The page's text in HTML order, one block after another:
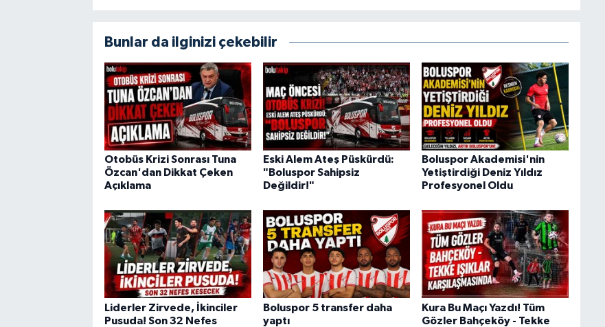
Bunlar da ilginizi çekebilir
Otobüs Krizi Sonrası Tuna
Özcan'dan Dikkat Çeken
Açıklama
Eski Alem Ateş Püskürdü:
"Boluspor Sahipsiz
Değildir!"
Boluspor Akademisi'nin
Yetiştirdiği Deniz Yıldız
Profesyonel Oldu
Liderler Zirvede, İkinciler
Pusuda! Son 32 Nefes
Boluspor 5 transfer daha
yaptı
Kura Bu Maçı Yazdı! Tüm
Gözler Bahçeköy - Tekke